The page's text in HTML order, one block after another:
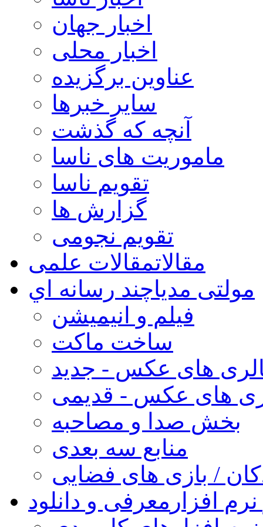
اخبار جهان
اخبار محلی
عناوین برگزیده
سایر خبرها
آنچه که گذشت
ماموریت های ناسا
تقویم ناسا
گزارش ها
تقویم نجومی
مقالاتمقالات علمی
مولتی مدیاچند رسانه اي
فیلم و انیمیشن
ساخت ماکت
های عکس - جدید
های عکس - قدیمی
بخش صدا و مصاحبه
منابع سه بعدی
/ بازی های فضایی
افزار معرفی و دانلود